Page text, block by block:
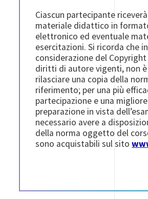
Ciascun partecipante
materiale didattico in
elettronico ed eventuale
esercitazioni. Si ricorda che in
considerazione del
diritti di autore vigenti, non
rilasciare una copia della
riferimento; per una più
partecipazione e una migliore
preparazione in vista
necessario avere a
della norma oggetto del
sono acquistabili sul sito